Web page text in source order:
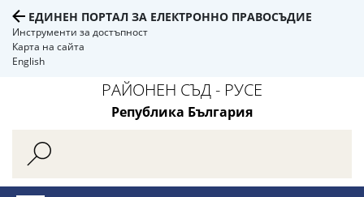
ЕДИНЕН ПОРТАЛ ЗА ЕЛЕКТРОННО ПРАВОСЪДИЕ
Инструменти за достъпност
Карта на сайта
English
РАЙОНЕН СЪД - РУСЕ
Република България